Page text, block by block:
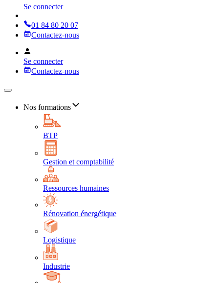
Se connecter
01 84 80 20 07
Contactez-nous
Se connecter
Contactez-nous
Nos formations
BTP
Gestion et comptabilité
Ressources humaines
Rénovation énergétique
Logistique
Industrie